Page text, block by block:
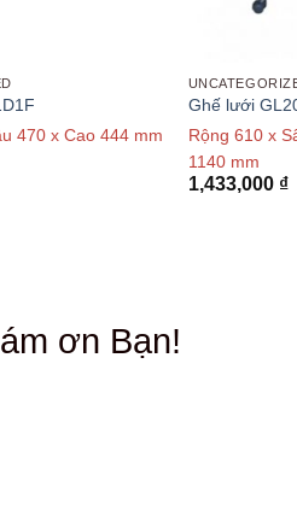
470 x Cao 444 mm
Ghế lưới
Rộng 610 x
1140 mm
1,433,000 ₫
ơn Bạn!